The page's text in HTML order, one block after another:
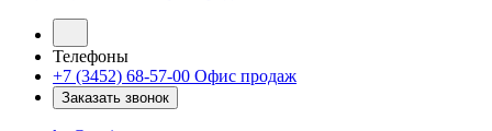
Телефоны
+7 (3452) 68-57-00 Офис продаж
Заказать звонок